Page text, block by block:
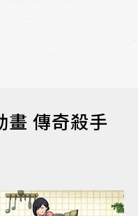
畫 傳奇殺手